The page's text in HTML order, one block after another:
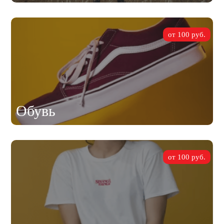
Обувь
от 100 руб.
от 100 руб.